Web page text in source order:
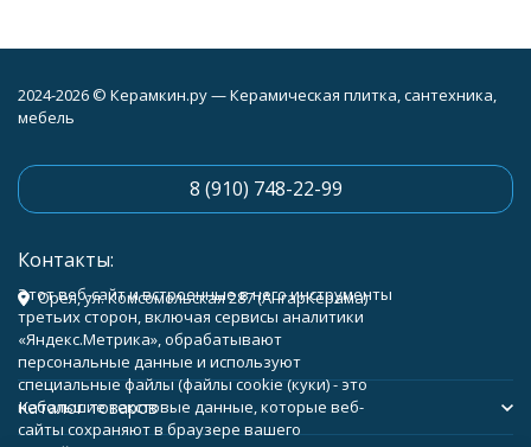
2024-2026 © Керамкин.ру — Керамическая плитка, сантехника,
мебель
8 (910) 748-22-99
Контакты:
Орёл, ул. Комсомольская 287 (АнгарКерама)
Каталог товаров
Этот веб-сайт и встроенные в него инструменты
третьих сторон, включая сервисы аналитики
«Яндекс.Метрика», обрабатывают
персональные данные и используют
специальные файлы (файлы cookie (куки) - это
небольшие текстовые данные, которые веб-
сайты сохраняют в браузере вашего